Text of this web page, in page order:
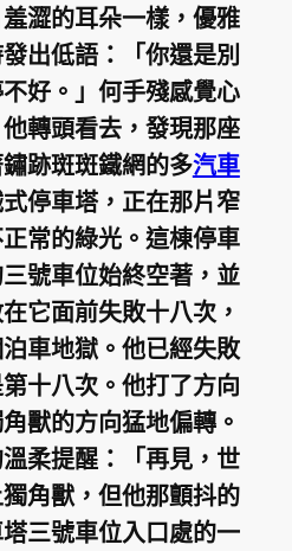
澀的耳朵一樣，優雅
出低語：「你還是別
好。」何手殘感覺心
轉頭看去，發現那座
跡斑斑鐵網的多汽車
停車塔，正在那片窄
常的綠光。這棟停車
號車位始終空著，並
它面前失敗十八次，
車地獄。他已經失敗
十八次。他打了方向
獸的方向猛地偏轉。
柔提醒：「再見，世
角獸，但他那顫抖的
三號車位入口處的一